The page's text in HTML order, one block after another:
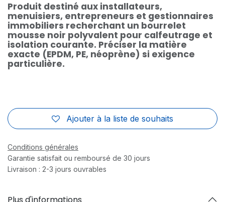
Produit destiné aux installateurs,
menuisiers, entrepreneurs et gestionnaires
immobiliers recherchant un bourrelet
mousse noir polyvalent pour calfeutrage et
isolation courante. Préciser la matière
exacte (EPDM, PE, néoprène) si exigence
particulière.
Ajouter à la liste de souhaits
Conditions générales
Garantie satisfait ou remboursé de 30 jours
Livraison : 2-3 jours ouvrables
Plus d'informations